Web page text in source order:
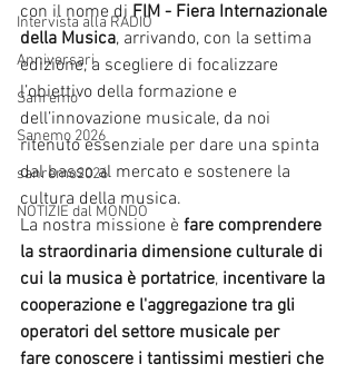
Intervista alla RADIO
Anniversari
Sanremo
Sanemo 2026
sanremo2026
NOTIZIE dal MONDO
con il nome di FIM - Fiera Internazionale
della Musica, arrivando, con la settima
edizione, a scegliere di focalizzare
l’obiettivo della formazione e
dell’innovazione musicale, da noi
ritenuto essenziale per dare una spinta
dal basso al mercato e sostenere la
cultura della musica.
La nostra missione è fare comprendere
la straordinaria dimensione culturale di
cui la musica è portatrice, incentivare la
cooperazione e l'aggregazione tra gli
operatori del settore musicale per
fare conoscere i tantissimi mestieri che